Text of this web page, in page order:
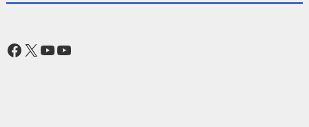
Facebook
X YouTube
YouTube